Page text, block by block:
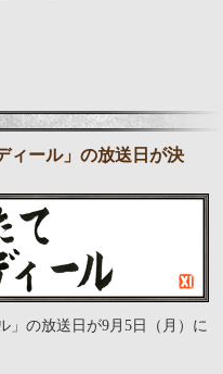
ィール」の放送日が決
」の放送日が9月5日（月）に